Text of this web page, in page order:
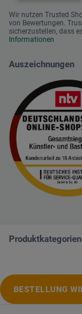
Wir nutzen Trusted
von Bewertungen.
sicherzustellen, dass
Informationen
Auszeichnungen
Produktkategorien
BESTELLUNG